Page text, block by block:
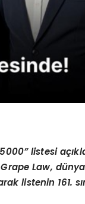
” listesi
Law, d
listenin 161.